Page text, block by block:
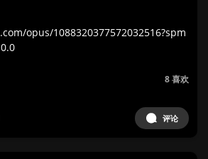
opus/1088320377572032516?spm
8喜欢
评论